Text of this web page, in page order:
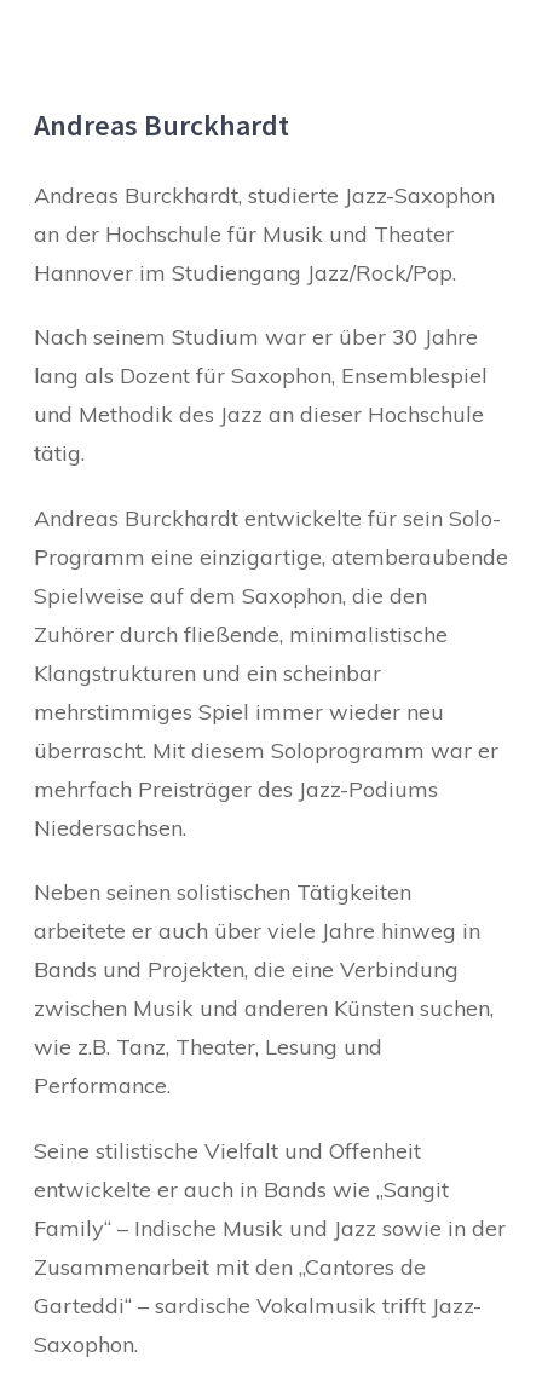
Andreas Burckhardt
Andreas Burckhardt, studierte Jazz-Saxophon
an der Hochschule für Musik und Theater
Hannover im Studiengang Jazz/Rock/Pop.
Nach seinem Studium war er über 30 Jahre
lang als Dozent für Saxophon, Ensemblespiel
und Methodik des Jazz an dieser Hochschule
tätig.
Andreas Burckhardt entwickelte für sein Solo-
Programm eine einzigartige, atemberaubende
Spielweise auf dem Saxophon, die den
Zuhörer durch fließende, minimalistische
Klangstrukturen und ein scheinbar
mehrstimmiges Spiel immer wieder neu
überrascht. Mit diesem Soloprogramm war er
mehrfach Preisträger des Jazz-Podiums
Niedersachsen.
Neben seinen solistischen Tätigkeiten
arbeitete er auch über viele Jahre hinweg in
Bands und Projekten, die eine Verbindung
zwischen Musik und anderen Künsten suchen,
wie z.B. Tanz, Theater, Lesung und
Performance.
Seine stilistische Vielfalt und Offenheit
entwickelte er auch in Bands wie „Sangit
Family“ – Indische Musik und Jazz sowie in der
Zusammenarbeit mit den „Cantores de
Garteddi“ – sardische Vokalmusik trifft Jazz-
Saxophon.